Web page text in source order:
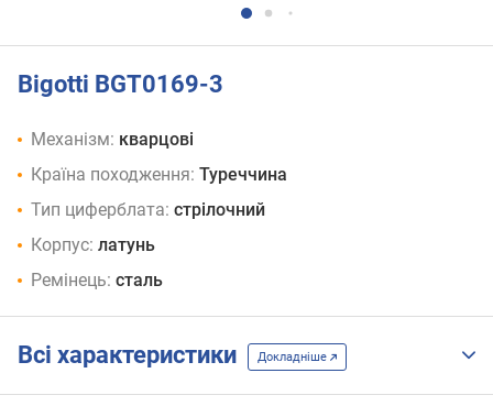
Bigotti BGT0169-3
Механізм: кварцові
Країна походження: Туреччина
Тип циферблата: стрілочний
Корпус: латунь
Ремінець: сталь
Всі характеристики Докладніше